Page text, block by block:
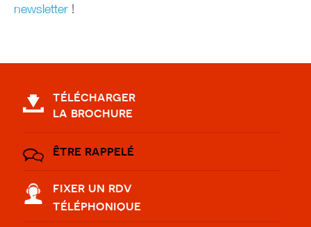
newsletter !
télécharger
la brochure
être rappelé
fixer un rdv
téléphonique